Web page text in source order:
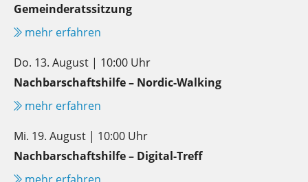
Gemeinderatssitzung
mehr erfahren
Do. 13. August | 10:00 Uhr
Nachbarschaftshilfe – Nordic-Walking
mehr erfahren
Mi. 19. August | 10:00 Uhr
Nachbarschaftshilfe – Digital-Treff
mehr erfahren